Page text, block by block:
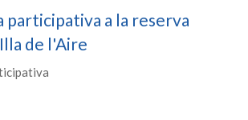
participativa a la reserva
de l'Aire